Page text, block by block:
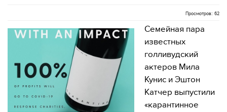
Просмотров: 62
Семейная пара
известных
голливудский
актеров Мила
Кунис и Эштон
Катчер выпустили
«карантинное